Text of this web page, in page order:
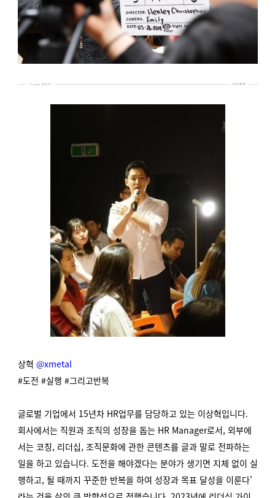
상혁 @xmetal
#도전 #실행 #그리고반복
글로벌 기업에서 15년차 HR업무를 담당하고 있는 이상혁입니다.
회사에서는 직원과 조직의 성장을 돕는 HR Manager로서, 외부에
서는 코칭, 리더십, 조직문화에 관한 콘텐츠를 글과 말로 전파하는
일을 하고 있습니다. 도전을 해야겠다는 분야가 생기면 지체 없이 실
행하고, 될 때까지 꾸준한 반복을 하여 성장과 목표 달성을 이룬다'